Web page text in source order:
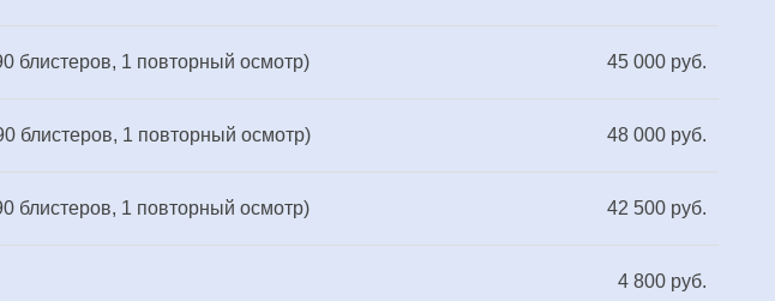
блистеров, 1 повторный осмотр) 45 000 руб.
блистеров, 1 повторный осмотр) 48 000 руб.
блистеров, 1 повторный осмотр) 42 500 руб.
4 800 руб.